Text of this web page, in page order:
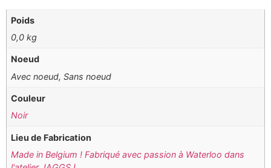
Poids
0,0 kg
Noeud
Avec noeud, Sans noeud
Couleur
Noir
Lieu de Fabrication
Made in Belgium ! Fabriqué avec passion à Waterloo dans